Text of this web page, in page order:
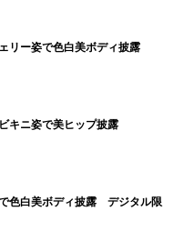
リー姿で色白美ボディ披露
キニ姿で美ヒップ披露
色白美ボディ披露 デジタル限